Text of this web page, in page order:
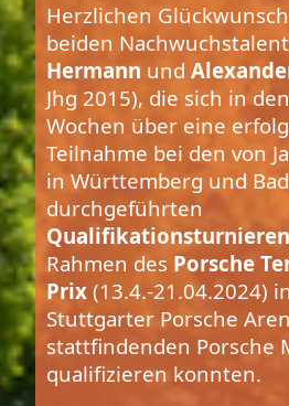
Herzlichen
beiden
Hermann und
Jhg 2015), die sich in
Wochen über eine
Teilnahme bei den von
in Württemberg und
durchgeführten
Qualifikationsturnieren
Rahmen des Porsche
Prix (13.4.-21.04.2024)
Stuttgarter Porsche
stattfindenden Porsche
qualifizieren konnten.